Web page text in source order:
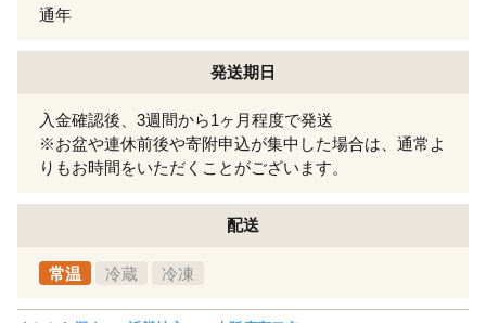
通年
発送期日
入金確認後、3週間から1ヶ月程度で発送
※お盆や連休前後や寄附申込が集中した場合は、通常よ
りもお時間をいただくことがございます。
配送
常温 冷蔵 冷凍